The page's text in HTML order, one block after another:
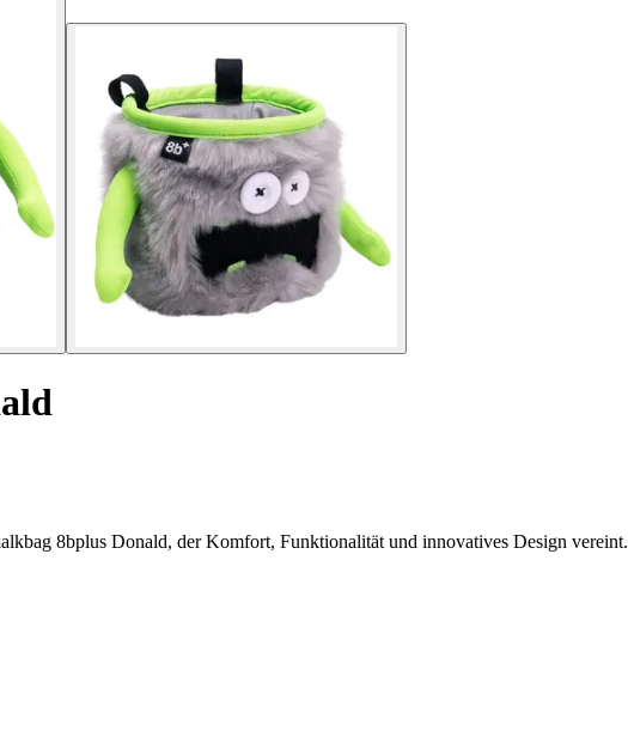
8bplus Donald, der Komfort, Funktionalität und innovatives Design vereint.